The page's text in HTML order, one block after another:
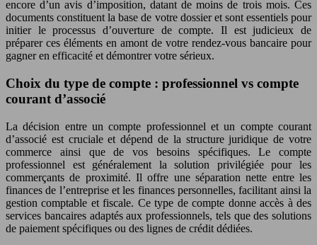
encore d’un avis d’imposition, datant de moins de trois mois. Ces
documents constituent la base de votre dossier et sont essentiels pour
initier le processus d’ouverture de compte. Il est judicieux de
préparer ces éléments en amont de votre rendez-vous bancaire pour
gagner en efficacité et démontrer votre sérieux.
Choix du type de compte : professionnel vs compte
courant d’associé
La décision entre un compte professionnel et un compte courant
d’associé est cruciale et dépend de la structure juridique de votre
commerce ainsi que de vos besoins spécifiques. Le compte
professionnel est généralement la solution privilégiée pour les
commerçants de proximité. Il offre une séparation nette entre les
finances de l’entreprise et les finances personnelles, facilitant ainsi la
gestion comptable et fiscale. Ce type de compte donne accès à des
services bancaires adaptés aux professionnels, tels que des solutions
de paiement spécifiques ou des lignes de crédit dédiées.